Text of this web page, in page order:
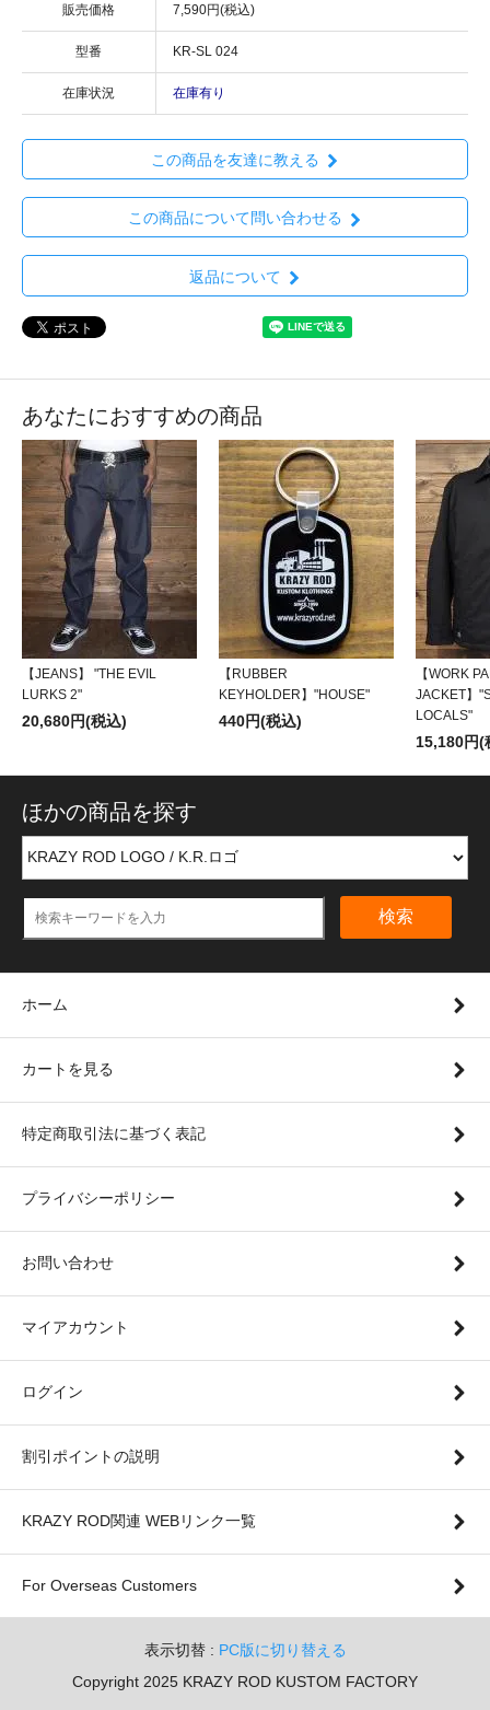
販売価格 7,590円(税込)
型番 KR-SL 024
在庫状況 在庫有り
この商品を友達に教える
この商品について問い合わせる
返品について
あなたにおすすめの商品
【JEANS】 "THE EVIL
LURKS 2"
20,680円(税込)
【RUBBER
KEYHOLDER】"HOUSE"
440円(税込)
【WORK
JACKET】
LOCALS"
15,180円(
ほかの商品を探す
検索
ホーム
カートを見る
特定商取引法に基づく表記
プライバシーポリシー
お問い合わせ
マイアカウント
ログイン
割引ポイントの説明
KRAZY ROD関連 WEBリンク一覧
For Overseas Customers
表示切替 : PC版に切り替える
Copyright 2025 KRAZY ROD KUSTOM FACTORY